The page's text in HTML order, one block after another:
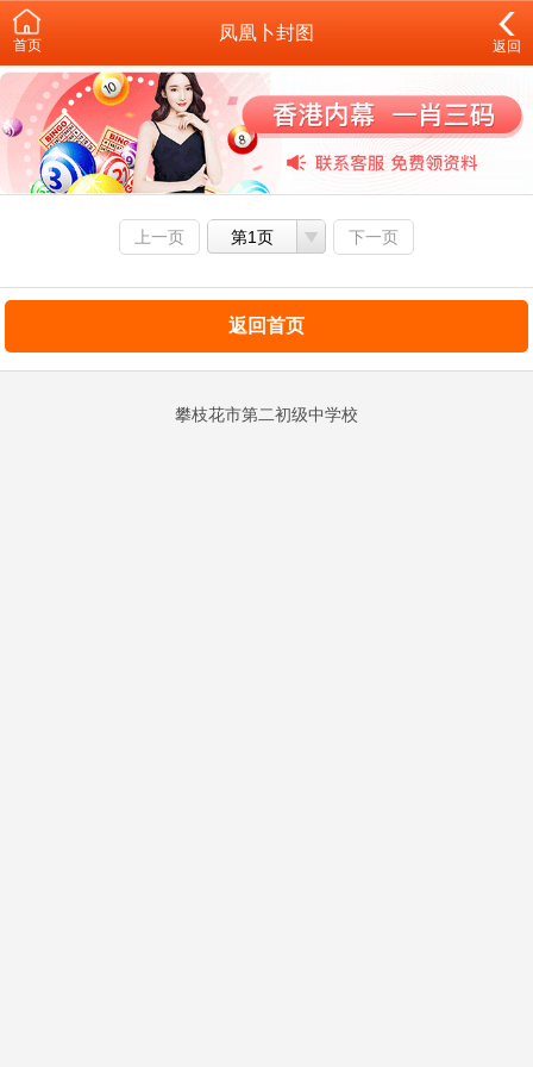
首页
凤凰卜封图
返回
上一页 第1页 下一页
返回首页
攀枝花市第二初级中学校